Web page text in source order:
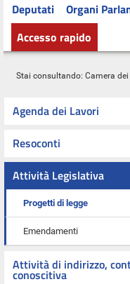
Deputati Organi
Accesso rapido
Stai consultando: Camera
Agenda dei Lavori
Resoconti
Attività Legislativa
Progetti di legge
Emendamenti
Attività di indirizzo,
conoscitiva